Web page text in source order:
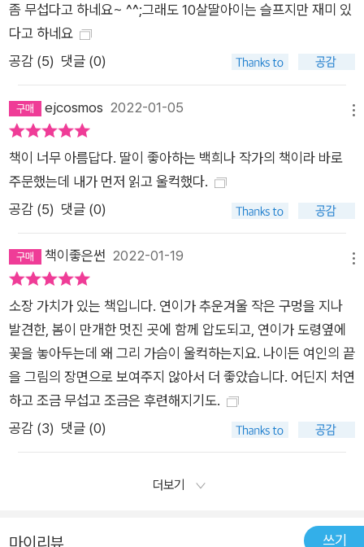
좀 무섭다고 하네요~ ^^;그래도 10살딸아이는 슬프지만 재미 있
다고 하네요
공감 (5) 댓글 (0)
ejcosmos 2022-01-05
책이 너무 아름답다. 딸이 좋아하는 백희나 작가의 책이라 바로
주문했는데 내가 먼저 읽고 울컥했다.
공감 (5) 댓글 (0)
책이좋은썬 2022-01-19
소장 가치가 있는 책입니다. 연이가 추운겨울 작은 구멍을 지나
발견한, 봄이 만개한 멋진 곳에 함께 압도되고, 연이가 도령옆에
꽃을 놓아두는데 왜 그리 가슴이 울컥하는지요. 나이든 여인의 끝
을 그림의 장면으로 보여주지 않아서 더 좋았습니다. 어딘지 처연
하고 조금 무섭고 조금은 후련해지기도.
공감 (3) 댓글 (0)
더보기
마이리뷰 쓰기